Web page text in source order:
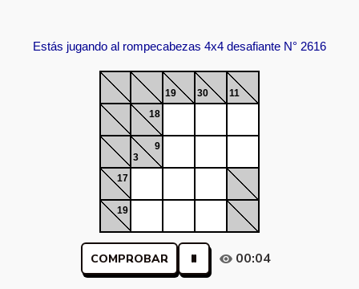
Estás jugando al rompecabezas 4x4 desafiante N° 2616
19 30
11
18
9
3
17
19
COMPROBAR 00:04